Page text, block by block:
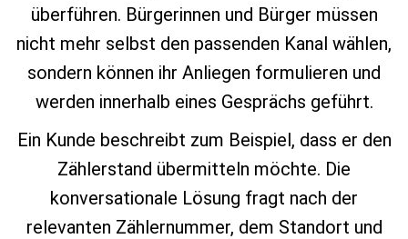
überführen. Bürgerinnen und Bürger müssen
nicht mehr selbst den passenden Kanal wählen,
sondern können ihr Anliegen formulieren und
werden innerhalb eines Gesprächs geführt.
Ein Kunde beschreibt zum Beispiel, dass er den
Zählerstand übermitteln möchte. Die
konversationale Lösung fragt nach der
relevanten Zählernummer, dem Standort und